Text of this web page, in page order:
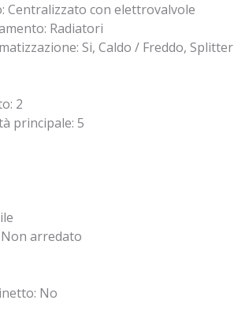
: Centralizzato con elettrovalvole
: Radiatori
: Si, Caldo / Freddo, Splitter
: 2
principale: 5
Non arredato
: No